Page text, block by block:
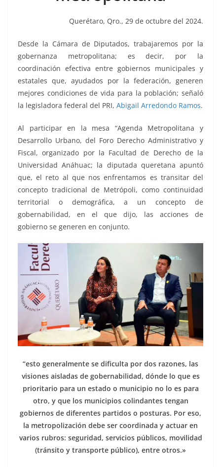
p k
Querétaro, Qro., 29 de octubre del 2024.
Desde la Cámara de Diputados, trabajaremos por la
gobernanza metropolitana; es decir, por la
coordinación efectiva entre gobiernos municipales y
estatales que, ayudados por la federación, generen
mejores condiciones de vida para la población; señaló
la legisladora federal del PRI, Abigail Arredondo Ramos.
Al participar en la mesa “Agenda Metropolitana y
Desarrollo Urbano, del Foro Derecho Administrativo y
Fiscal, organizado por la Facultad de Derecho de la
Universidad Anáhuac; la diputada queretana apuntó
que, el reto al que nos enfrentamos es transitar del
concepto tradicional de Metrópoli, como continuidad
territorial o demográfica, a un concepto de
gobernabilidad, en el que dijo, las acciones de
gobierno se generen en conjunto.
“esto generalmente se dificulta por dos razones, las
visiones aisladas de gobernabilidad, dónde lo que es
prioritario para un estado o municipio no lo es para
otro, y que los municipios colindantes tengan
gobiernos de diferentes partidos o posturas. Por eso,
la metropolización debe ser coordinada y actuar en
varios rubros: seguridad, servicios públicos, movilidad
(tránsito y transporte público), entre otros.»